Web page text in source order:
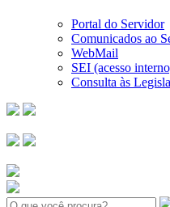
Portal do Servidor
Comunicados ao
WebMail
SEI (acesso
Consulta às
Search: